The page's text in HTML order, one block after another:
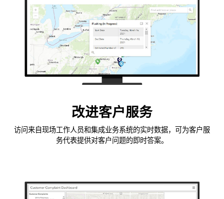
改进客户服务
访问来自现场工作人员和集成业务系统的实时数据，可为客户服
务代表提供对客户问题的即时答案。